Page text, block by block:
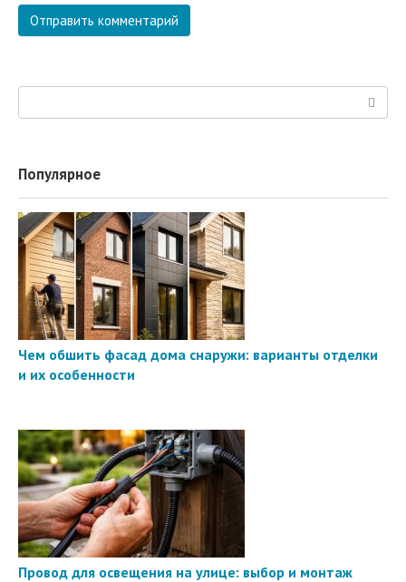
Поиск:
Популярное
Чем обшить фасад дома снаружи: варианты отделки
и их особенности
Провод для освещения на улице: выбор и монтаж